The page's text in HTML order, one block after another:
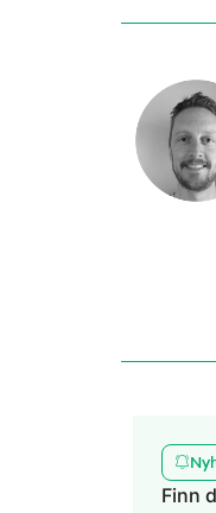
Finn